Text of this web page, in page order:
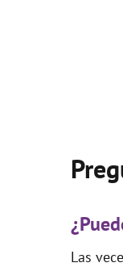
Las